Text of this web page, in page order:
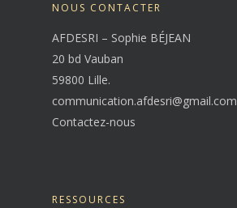
NOUS CONTACTER
AFDESRI – Sophie BÉJEAN
20 bd Vauban
59800 Lille.
communication.afdesri@gmail.com
Contactez-nous
RESSOURCES